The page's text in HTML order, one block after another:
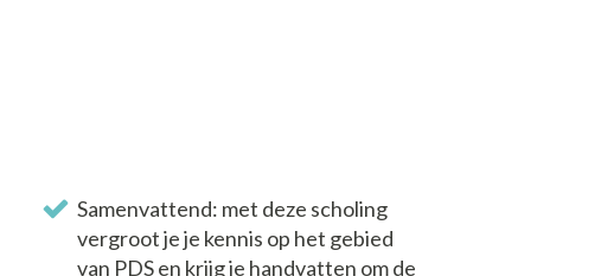
Samenvattend: met deze scholing
vergroot je je kennis op het gebied
van PDS en krijg je handvatten om de